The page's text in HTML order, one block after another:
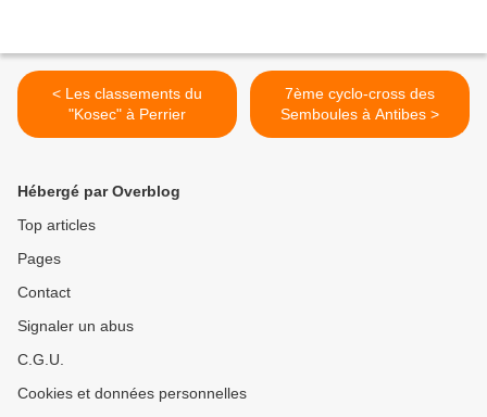
< Les classements du
"Kosec" à Perrier
7ème cyclo-cross des
Semboules à Antibes >
Hébergé par Overblog
Top articles
Pages
Contact
Signaler un abus
C.G.U.
Cookies et données personnelles